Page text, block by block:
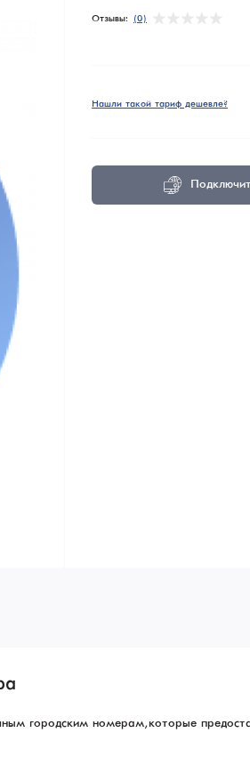
Отзывы: (0)
Нашли такой тариф дешевле?
городским номерам, которые